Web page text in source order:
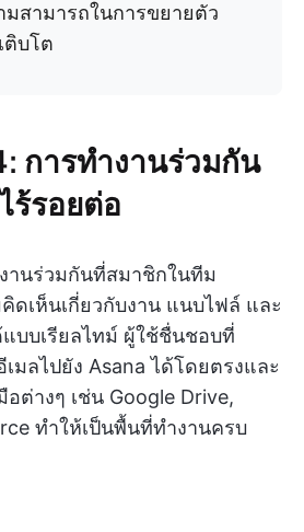
สามารถในการขยายตัว
ติบโต
การทำงานร่วมกัน
ร้รอยต่อ
านร่วมกันที่สมาชิกในทีม
ดเห็นเกี่ยวกับงาน แนบไฟล์ และ
บบเรียลไทม์ ผู้ใช้ชื่นชอบที่
มลไปยัง Asana ได้โดยตรงและ
ต่างๆ เช่น Google Drive,
ทำให้เป็นพื้นที่ทำงานครบ